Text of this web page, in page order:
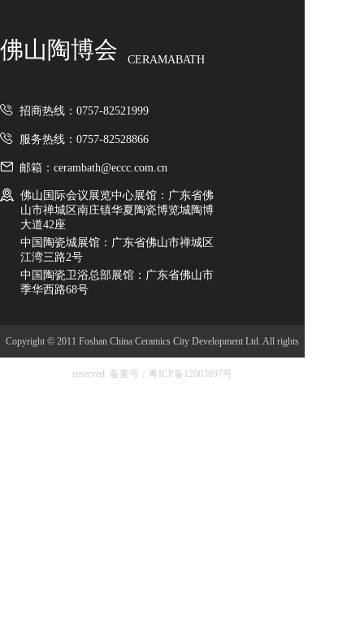
佛山陶博会 CERAMABATH
招商热线：0757-82521999
服务热线：0757-82528866
邮箱：cerambath@eccc.com.cn
佛山国际会议展览中心展馆：广东省佛
山市禅城区南庄镇华夏陶瓷博览城陶博
大道42座
中国陶瓷城展馆：广东省佛山市禅城区
江湾三路2号
中国陶瓷卫浴总部展馆：广东省佛山市
季华西路68号
Copyright © 2011 Foshan China Ceramics City Development Ltd. All rights
reserved. 备案号：粤ICP备12003697号